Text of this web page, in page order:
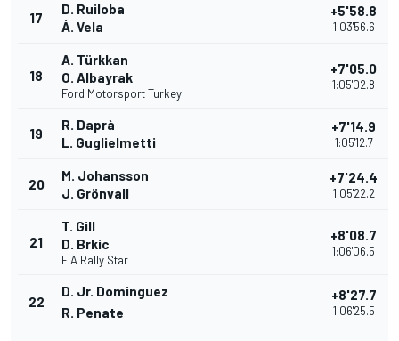
17
D. Ruiloba
Á. Vela
+5'58.8
1:03'56.6
18
A. Türkkan
O. Albayrak
Ford Motorsport Turkey
+7'05.0
1:05'02.8
19
R. Daprà
L. Guglielmetti
+7'14.9
1:05'12.7
20
M. Johansson
J. Grönvall
+7'24.4
1:05'22.2
21
T. Gill
D. Brkic
FIA Rally Star
+8'08.7
1:06'06.5
22
D. Jr. Dominguez
R. Penate
+8'27.7
1:06'25.5